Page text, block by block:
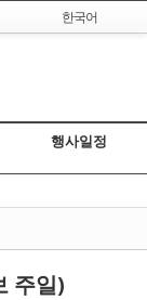
한국어
행사일정
주일)